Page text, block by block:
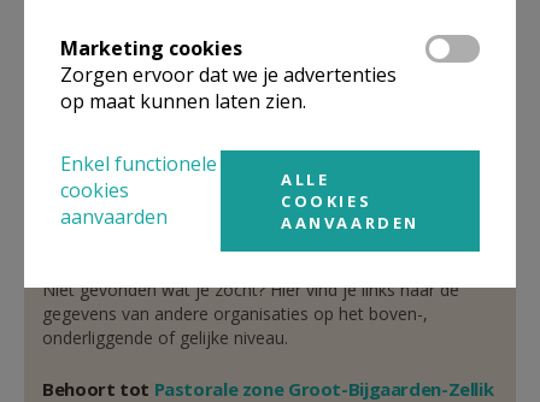
02 466 12 31
Stuur een mailtje
Organisatiestructuur
Niet gevonden wat je zocht? Hier vind je links naar de
gegevens van andere organisaties op het boven-,
onderliggende of gelijke niveau.
Behoort tot Pastorale zone Groot-Bijgaarden-Zellik
Marketing cookies
Zorgen ervoor dat we je advertenties
op maat kunnen laten zien.
Enkel functionele
cookies
aanvaarden
ALLE
COOKIES
AANVAARDEN